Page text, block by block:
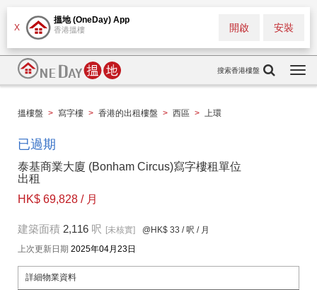
X
搵地 (OneDay) App
香港搵樓 安裝
開啟
搜索香港樓盤
搵樓盤 > 寫字樓 > 香港的出租樓盤 > 西區 > 上環
已過期
泰基商業大廈 (Bonham Circus)寫字樓租單位
出租
HK$ 69,828 / 月
建築面積 2,116 呎 [未核實] @HK$ 33 / 呎 / 月
上次更新日期 2025年04月23日
詳細物業資料